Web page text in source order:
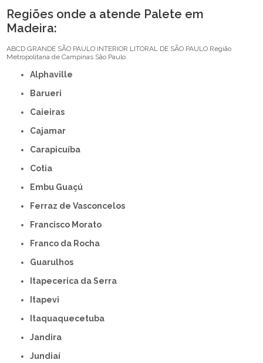
Regiões onde a atende Palete em
Madeira:
ABCD GRANDE SÃO PAULO INTERIOR LITORAL DE SÃO PAULO Região
Metropolitana de Campinas São Paulo
Alphaville
Barueri
Caieiras
Cajamar
Carapicuíba
Cotia
Embu Guaçú
Ferraz de Vasconcelos
Francisco Morato
Franco da Rocha
Guarulhos
Itapecerica da Serra
Itapevi
Itaquaquecetuba
Jandira
Jundiaí